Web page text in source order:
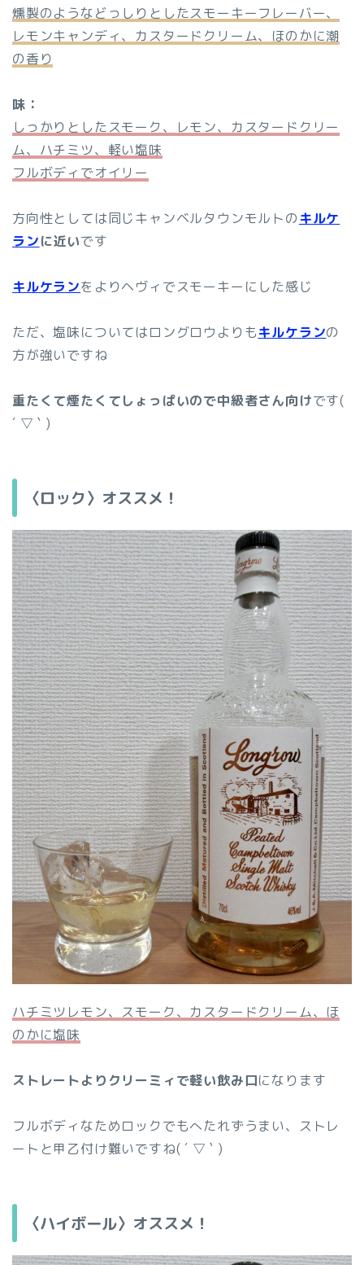
燻製のようなどっしりとしたスモーキーフレーバー、
レモンキャンディ、カスタードクリーム、ほのかに潮
の香り
味：
しっかりとしたスモーク、レモン、カスタードクリー
ム、ハチミツ、軽い塩味
フルボディでオイリー
方向性としては同じキャンベルタウンモルトのキルケ
ランに近いです
キルケランをよりヘヴィでスモーキーにした感じ
ただ、塩味についてはロングロウよりもキルケランの
方が強いですね
重たくて煙たくてしょっぱいので中級者さん向けです(
´ ▽ ` )
〈ロック〉オススメ！
ハチミツレモン、スモーク、カスタードクリーム、ほ
のかに塩味
ストレートよりクリーミィで軽い飲み口になります
フルボディなためロックでもへたれずうまい、ストレ
ートと甲乙付け難いですね( ´ ▽ ` )
〈ハイボール〉オススメ！